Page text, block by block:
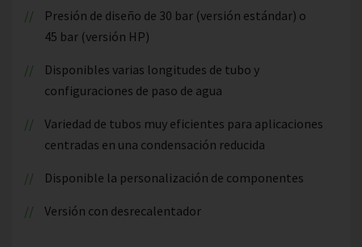
Presión de diseño de 30 bar (versión estándar) o
45 bar (versión HP)
Disponibles varias longitudes de tubo y
configuraciones de paso de agua
Variedad de tubos muy eficientes para aplicaciones
centradas en una condensación reducida
Disponible la personalización de componentes
Versión con desrecalentador